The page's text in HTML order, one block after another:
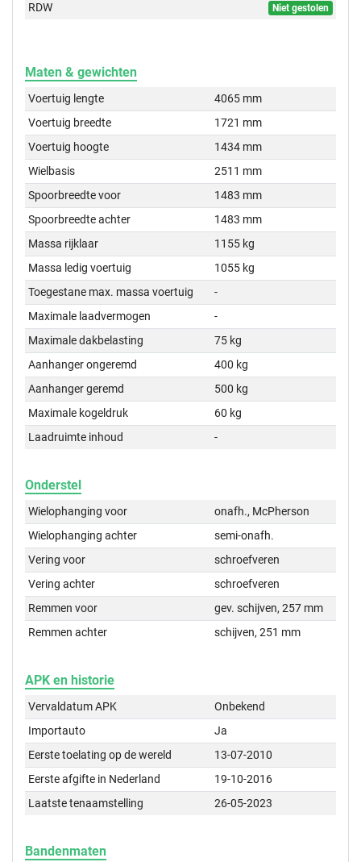
RDW Niet gestolen
Maten & gewichten
Voertuig lengte
4065 mm
Voertuig breedte
1721 mm
Voertuig hoogte
1434 mm
Wielbasis
2511 mm
Spoorbreedte voor
1483 mm
Spoorbreedte achter
1483 mm
Massa rijklaar
1155 kg
Massa ledig voertuig
1055 kg
Toegestane max. massa voertuig
-
Maximale laadvermogen
-
Maximale dakbelasting
75 kg
Aanhanger ongeremd
400 kg
Aanhanger geremd
500 kg
Maximale kogeldruk
60 kg
Laadruimte inhoud
-
Onderstel
Wielophanging voor
onafh., McPherson
Wielophanging achter
semi-onafh.
Vering voor
schroefveren
Vering achter
schroefveren
Remmen voor
gev. schijven, 257 mm
Remmen achter
schijven, 251 mm
APK en historie
Vervaldatum APK
Onbekend
Importauto
Ja
Eerste toelating op de wereld
13-07-2010
Eerste afgifte in Nederland
19-10-2016
Laatste tenaamstelling
26-05-2023
Bandenmaten